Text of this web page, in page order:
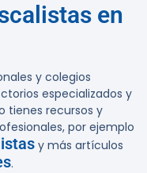
en
y colegios
especializados y
tienes recursos y
por ejemplo
y más artículos
.